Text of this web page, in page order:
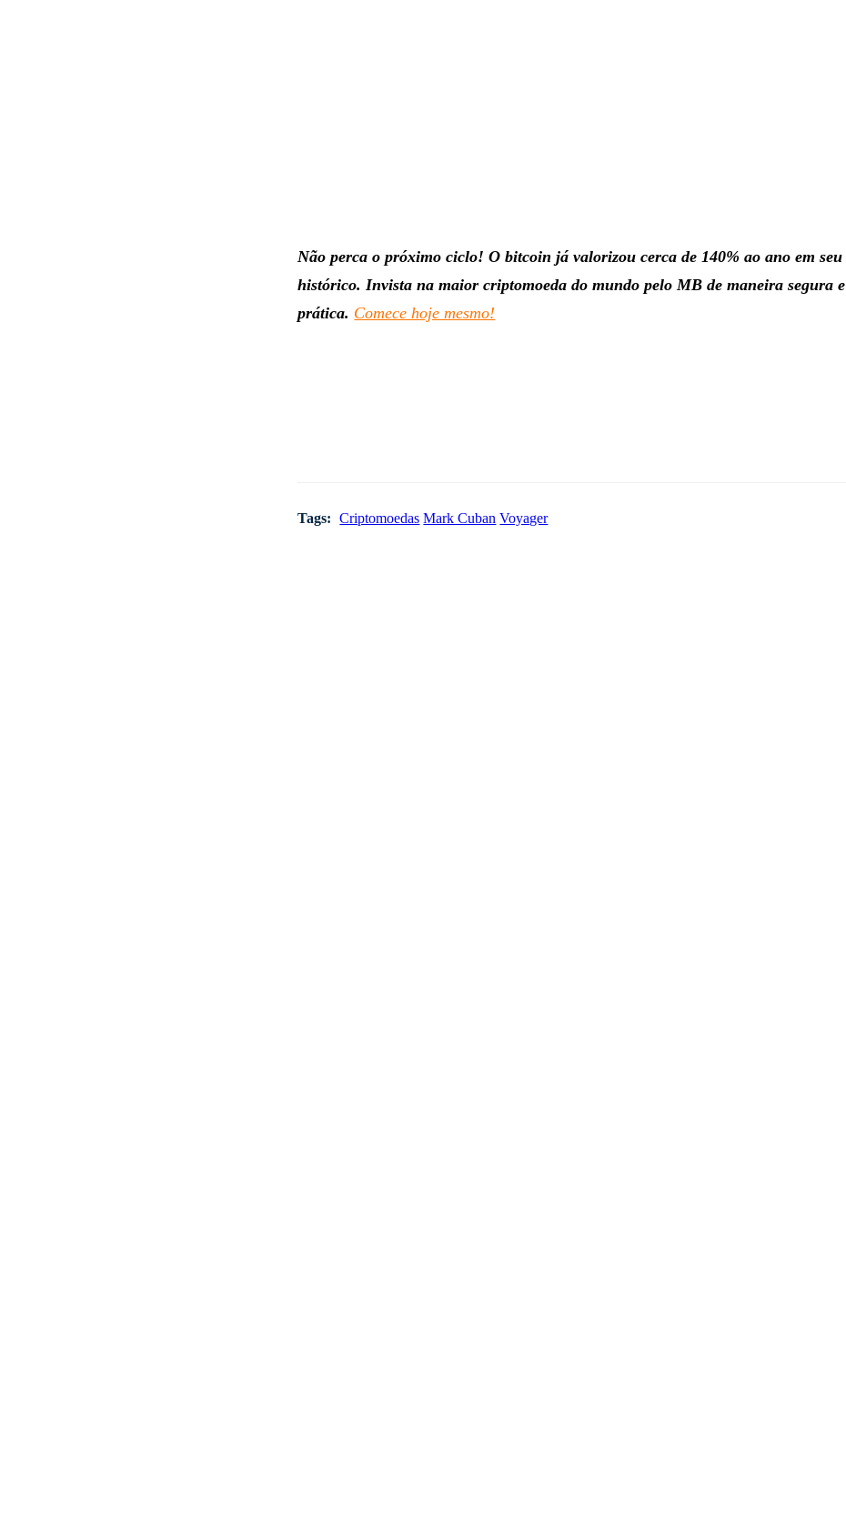
Não perca o próximo ciclo! O bitcoin já valorizou cerca de 140% ao ano em seu
histórico. Invista na maior criptomoeda do mundo pelo MB de maneira segura e
prática. Comece hoje mesmo!
Tags: Criptomoedas Mark Cuban Voyager